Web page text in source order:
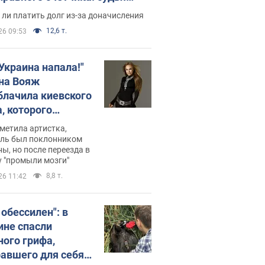
неожиданное решение
платить долг из-за доначисления
09:53 12,6 т.
напала!"
Вояж
киевского
которого
он
не знал,
хочет
украинцев
артистка,
был поклонником
но после переезда в
"промыли мозги"
11:42 8,8 т.
в
спасли
грифа,
для себя